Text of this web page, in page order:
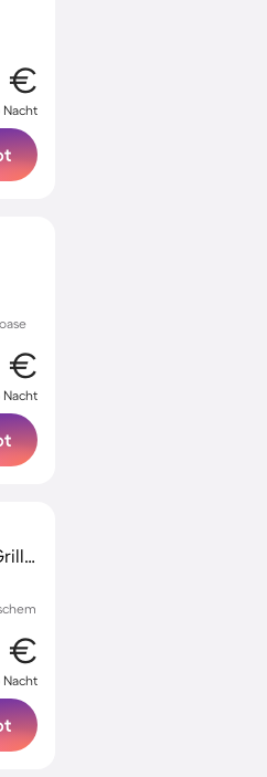
€
Nacht
€
Nacht
Kinderfreundliches charmantes Ferienhaus mit Grill, Terrasse und Garten | Seeblick
€
Nacht